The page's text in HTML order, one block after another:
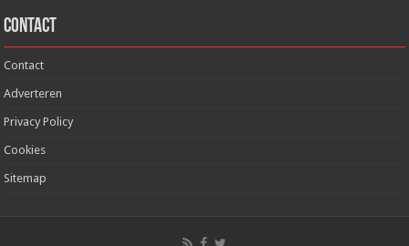
Contact
Contact
Adverteren
Privacy Policy
Cookies
Sitemap